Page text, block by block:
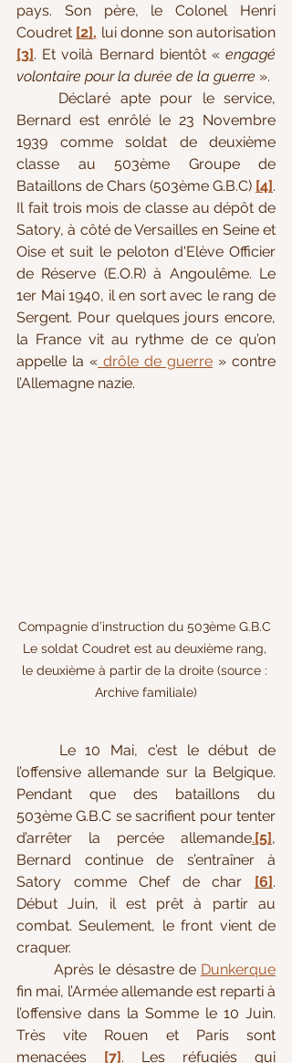
pays. Son père, le Colonel Henri
Coudret [2],
[3]. Et voilà Bernard bientôt « engagé
volontaire pour la durée de la guerre ».
Déclaré apte pour le service,
Bernard est enrôlé le 23 Novembre
1939 comme soldat de deuxième
classe au 503ème Groupe de
Bataillons de Chars (503ème G.B.C) [4].
Il fait trois mois de classe au dépôt de
Satory, à côté de Versailles en Seine et
Oise et suit le peloton d'Elève Officier
de Réserve (E.O.R) à Angoulême. Le
1er Mai 1940, il en sort avec le rang de
Sergent. Pour quelques jours encore,
la France vit au rythme de ce qu’on
appelle la « drôle de guerre » contre
l’Allemagne nazie.
Compagnie d’instruction du 503ème G.B.C
Le soldat Coudret est au deuxième rang,
le deuxième à partir de la droite (source :
Archive familiale)
Le 10 Mai, c’est le début de
l’offensive allemande sur la Belgique.
Pendant que des bataillons du
503ème G.B.C se sacrifient pour tenter
d’arrêter la percée allemande.[5],
Bernard continue de s’entraîner à
Satory comme Chef de char [6].
Début Juin, il est prêt à partir au
combat. Seulement, le front vient de
craquer.
Après le désastre de Dunkerque
fin mai, l’Armée allemande est reparti à
l’offensive dans la Somme le 10 Juin.
Très vite Rouen et Paris sont
menacées [7]. Les réfugiés qui